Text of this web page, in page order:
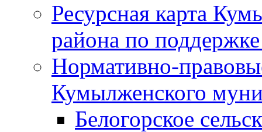
Ресурсная карта
района по
Нормативно-
Кумылженского
Белогорское